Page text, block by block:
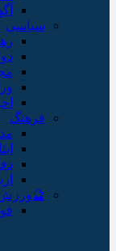
سیاسی
فرهنگ